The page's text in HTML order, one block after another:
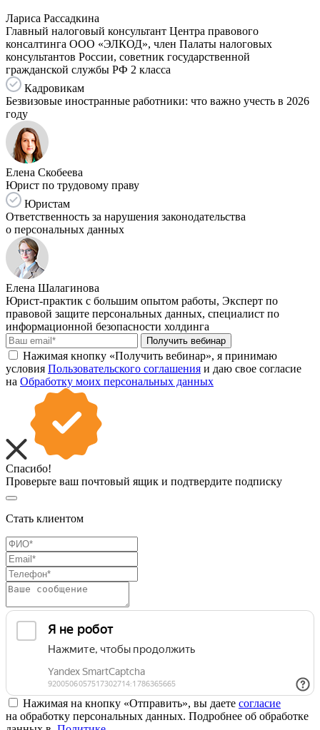
Лариса Рассадкина
Главный налоговый консультант Центра правового
консалтинга ООО «ЭЛКОД», член Палаты налоговых
консультантов России, советник государственной
гражданской службы РФ 2 класса
Кадровикам
Безвизовые иностранные работники: что важно учесть в 2026
году
Елена Скобеева
Юрист по трудовому праву
Юристам
Ответственность за нарушения законодательства
о персональных данных
Елена Шалагинова
Юрист-практик с большим опытом работы, Эксперт по
правовой защите персональных данных, специалист по
информационной безопасности холдинга
Получить вебинар
Нажимая кнопку «Получить вебинар», я принимаю
условия Пользовательского соглашения и даю свое согласие
на Обработку моих персональных данных
Спасибо!
Проверьте ваш почтовый ящик и подтвердите подписку
Стать клиентом
Нажимая на кнопку «Отправить», вы даете согласие
на обработку персональных данных. Подробнее об обработке